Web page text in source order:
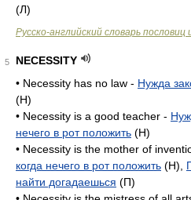
(Л)
Русско-английский словарь пословиц
5
NECESSITY
• Necessity has no law - Нужда
(H)
• Necessity is a good teacher -
нечего в рот положить (H)
• Necessity is the mother of
когда нечего в рот положить (H),
найти догадаешься (П)